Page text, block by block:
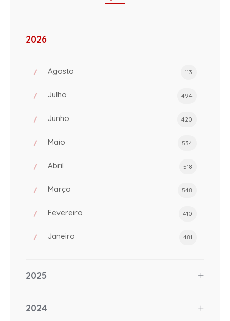
2026
Agosto 113
Julho 494
Junho 420
Maio 534
Abril 518
Março 548
Fevereiro 410
Janeiro 481
2025
2024